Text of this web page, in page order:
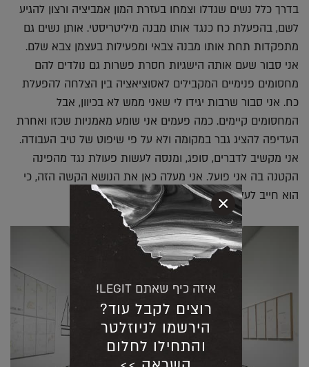
בדרך כלל נשים שגדלו וצמחו בעזרת המון אמביציה ורצון להגיע
לשם, בהפעלת כח כנגד אותו מבנה מיליטריסטי. אותן נשים גם
מתפקדות תחת אותו מבנה צבאי ומפעילות בעצמן צבא שלם.
אני סבור שעם אותה הישגיות חסרת פשרות גם נולדים להם
מחסומים פנימיים המקבילים לאסוציאציה בין הצלחה להפעלת
כח. אני סבור שרבות יגידו לי שאני ממש לא בכיוון, אבל
המחסומים קיימים. כמה פעמים אני שומע מאמניות שכזו ואחרת
העדיפה להציג גבר במקומה ולא על פי שיפוט של טיב העבודה.
אני מקשיב לדברים, סופג, ומנסה לעשות פעולת נגד מהפינה
הקטנה בה אני פועל. אני מעלה כאן את הנושא הקשה הזה, כי
הוא חייב לעלות וחייבים לדבר עליו."
איזה כיף שאתם LEGIT!
רוצים לקבל עוד?
הירשמו לניוזלטר
והתחילו לחלום
×